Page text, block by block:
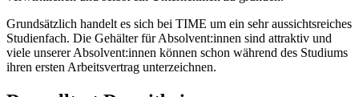
Grundsätzlich handelt es sich bei TIME um ein sehr aussichtsreiches
Studienfach. Die Gehälter für Absolvent:innen sind attraktiv und
viele unserer Absolvent:innen können schon während des Studiums
ihren ersten Arbeitsvertrag unterzeichnen.